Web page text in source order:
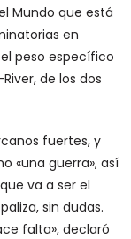
Mundo que está
en
peso específico
de los dos
fuertes, y
«una guerra», así
va a ser el
sin dudas.
falta», declaró